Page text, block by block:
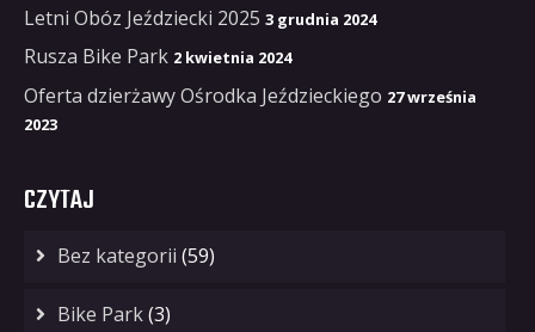
Letni Obóz Jeździecki 2025 3 grudnia 2024
Rusza Bike Park 2 kwietnia 2024
Oferta dzierżawy Ośrodka Jeździeckiego 27 września
2023
CZYTAJ
Bez kategorii (59)
Bike Park(3)